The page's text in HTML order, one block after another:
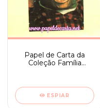
Papel de Carta da
Coleção Família
ESPIAR